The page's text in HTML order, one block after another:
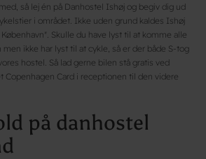
så lej én på Danhostel Ishøj og begiv dig ud
i området. Ikke uden grund kaldes Ishøj
Skulle du have lyst til at komme alle
men ikke har lyst til at cykle, så er der både S-tog
hostel. Så lad gerne bilen stå gratis ved
Copenhagen Card i receptionen til den videre
på danhostel